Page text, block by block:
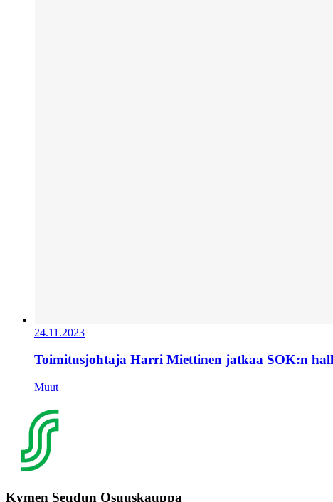
24.11.2023
Toimitusjohtaja Harri Miettinen jatkaa SOK:n
Muut
Kymen Seudun Osuuskauppa